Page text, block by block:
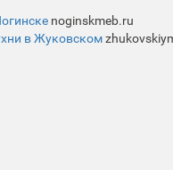
noginskmeb.ru
в Жуковском